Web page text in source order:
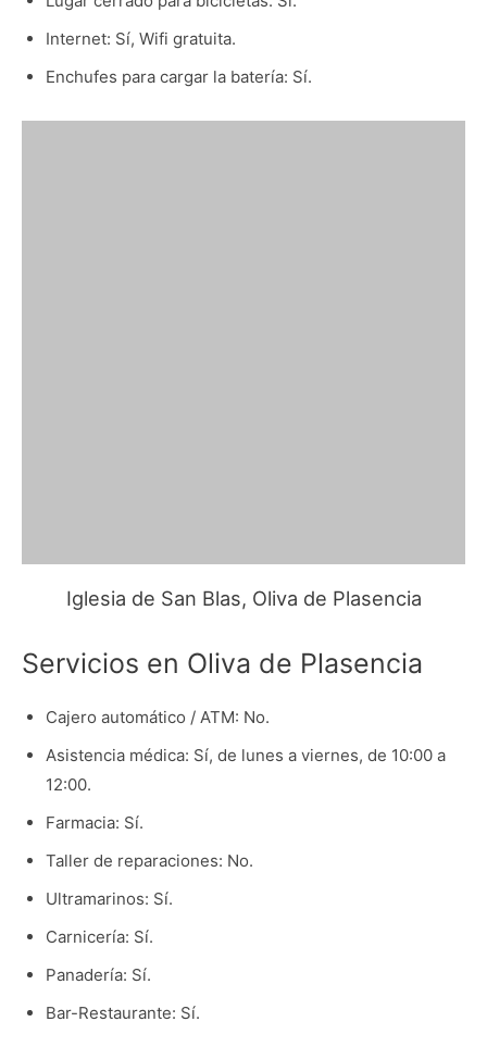
Internet: Sí, Wifi gratuita.
Enchufes para cargar la batería: Sí.
Iglesia de San Blas, Oliva de Plasencia
Servicios en Oliva de Plasencia
Cajero automático / ATM: No.
Asistencia médica: Sí, de lunes a viernes, de 10:00 a
12:00.
Farmacia: Sí.
Taller de reparaciones: No.
Ultramarinos: Sí.
Carnicería: Sí.
Panadería: Sí.
Bar-Restaurante: Sí.